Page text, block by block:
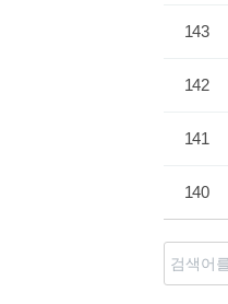
143
142
141
140